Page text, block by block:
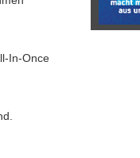
In-Once